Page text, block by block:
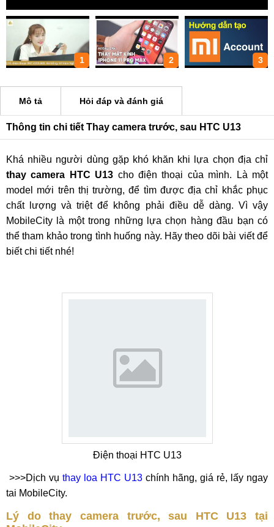
1 2 3
Mô tả Hỏi đáp và đánh giá
Thông tin chi tiết Thay camera trước, sau HTC U13
Khá nhiều người dùng gặp khó khăn khi lựa chọn địa chỉ
thay camera HTC U13 cho điện thoại của mình. Là một
model mới trên thị trường, để tìm được địa chỉ khắc phục
chất lượng và triệt để không phải điều dễ dàng. Vì vậy
MobileCity là một trong những lựa chọn hàng đầu bạn có
thể tham khảo trong tình huống này. Hãy theo dõi bài viết để
biết chi tiết nhé!
Điện thoại HTC U13
>>>Dịch vụ thay loa HTC U13 chính hãng, giá rẻ, lấy ngay
tai MobileCity.
Lý do thay camera trước, sau HTC U13 tại